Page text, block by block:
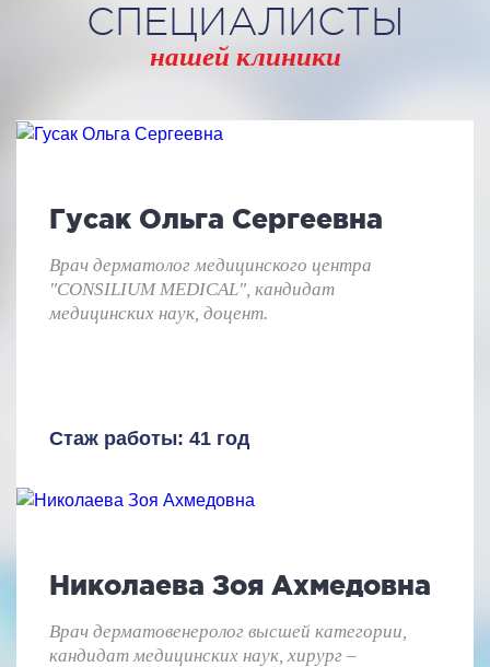
СПЕЦИАЛИСТЫ
нашей клиники
Гусак Ольга Сергеевна
Врач дерматолог медицинского центра
"CONSILIUM MEDICAL", кандидат
медицинских наук, доцент.
Стаж работы: 41 год
Николаева Зоя Ахмедовна
Врач дерматовенеролог высшей категории,
кандидат медицинских наук, хирург –